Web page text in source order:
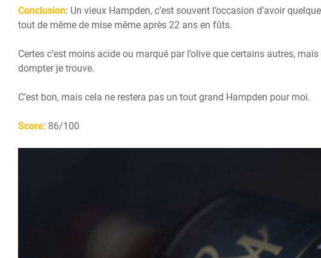
Conclusion: Un vieux Hampden, c’est souvent l’occasion d’avoir
tout de même de mise même après 22 ans en fûts.
Certes c’est moins acide ou marqué par l’olive que certains autres,
dompter je trouve.
C’est bon, mais cela ne restera pas un tout grand Hampden pour moi.
Score: 86/100